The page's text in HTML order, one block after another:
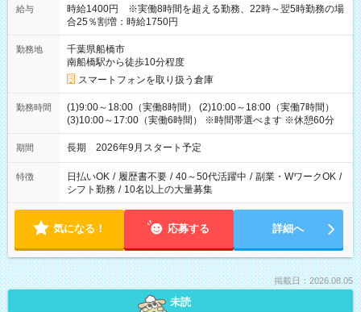
給与
時給1400円 ※実働8時間を超える勤務、22時～翌5時勤務の場
合25％割増：時給1750円
勤務地
千葉県船橋市
南船橋駅から徒歩10分程度
スマートフォンを取り扱う倉庫
勤務時間
(1)9:00～18:00（実働8時間） (2)10:00～18:00（実働7時間）
(3)10:00～17:00（実働6時間） ※時間帯選べます ※休憩60分
期間 長期 2026年9月スタート予定
特徴 日払いOK / 履歴書不要 / 40～50代活躍中 / 副業・WワークOK /
シフト勤務 / 10名以上の大量募集
気になる！ 応募する 詳細へ
掲載日：2026.08.05
未読